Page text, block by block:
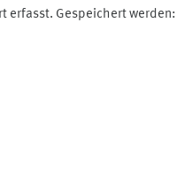
erfasst. Gespeichert werden: